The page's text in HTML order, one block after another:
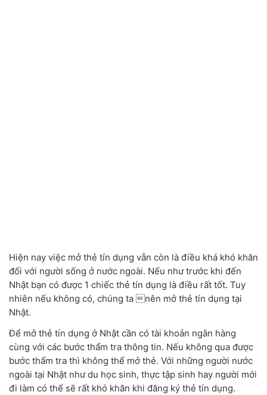
Hiện nay việc mở thẻ tín dụng vẫn còn là điều khá khó khăn
đối với người sống ở nước ngoài. Nếu như trước khi đến
Nhật bạn có được 1 chiếc thẻ tín dụng là điều rất tốt. Tuy
nhiên nếu không có, chúng ta nên mở thẻ tín dụng tại
Nhật.
Để mở thẻ tín dụng ở Nhật cần có tài khoản ngân hàng
cùng với các bước thẩm tra thông tin. Nếu không qua được
bước thẩm tra thì không thể mở thẻ. Với những người nước
ngoài tại Nhật như du học sinh, thực tập sinh hay người mới
đi làm có thể sẽ rất khó khăn khi đăng ký thẻ tín dụng.